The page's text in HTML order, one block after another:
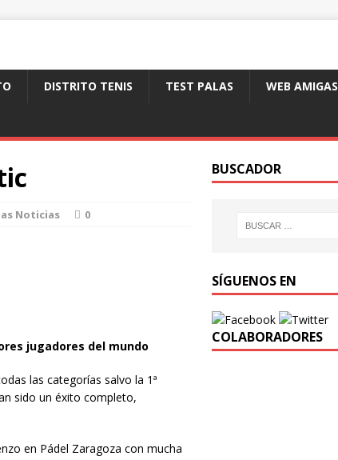
DISTRITO TENIS TEST PALAS WEB AMIGAS
Noticias 0
jugadores del mundo
las categorías salvo la 1ª
sido un éxito completo,
en Pádel Zaragoza con mucha
BUSCADOR
SÍGUENOS EN
COLABORADORES